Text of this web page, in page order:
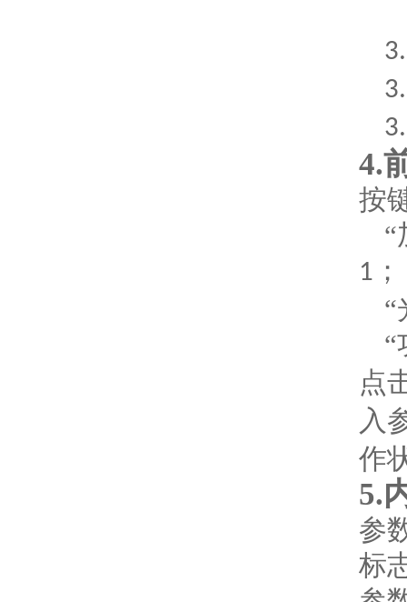
4.
按
“
1 ；
“
“
点
入
作
5.
参
标